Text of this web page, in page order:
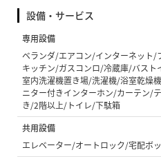
設備・サービス
専用設備
ベランダ/エアコン/インターネット
キッチン/ガスコンロ/冷蔵庫/バス
室内洗濯機置き場/洗濯機/浴室乾燥
ニター付きインターホン/カーテン/
き/2階以上/トイレ/下駄箱
共用設備
エレベーター/オートロック/宅配ボ